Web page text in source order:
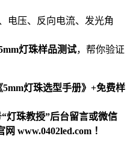
电压、反向电流、发光角
灯珠样品测试，帮你验证
灯珠选型手册》+免费样
灯珠教授”后台留言或微信
www.0402led.com ！